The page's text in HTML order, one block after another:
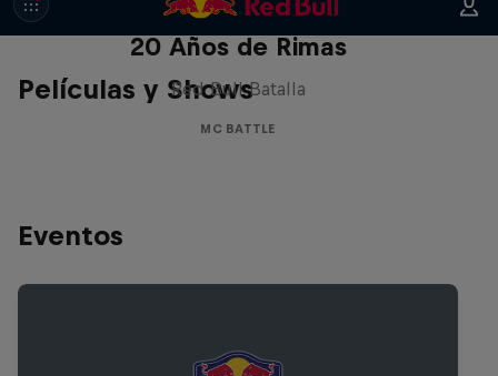
Películas y Shows
Red Bull Batalla Nueva Historia:
20 Años de Rimas
Red Bull Batalla
MC BATTLE
Eventos